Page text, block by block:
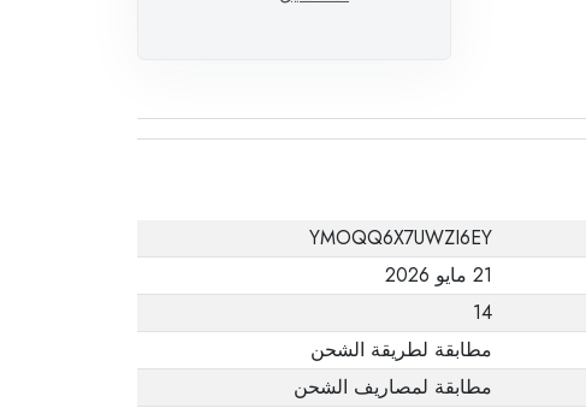
YMOQQ6X7UWZI6EY
21 مايو 2026
14
مطابقة لطريقة الشحن
مطابقة لمصاريف الشحن